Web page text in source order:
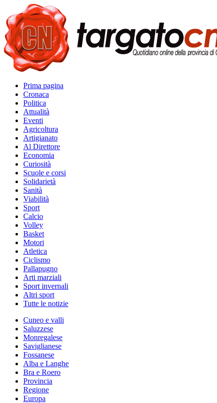
Prima pagina
Cronaca
Politica
Attualità
Eventi
Agricoltura
Artigianato
Al Direttore
Economia
Curiosità
Scuole e corsi
Solidarietà
Sanità
Viabilità
Sport
Calcio
Volley
Basket
Motori
Atletica
Ciclismo
Pallapugno
Arti marziali
Sport invernali
Altri sport
Tutte le notizie
Cuneo e valli
Saluzzese
Monregalese
Saviglianese
Fossanese
Alba e Langhe
Bra e Roero
Provincia
Regione
Europa